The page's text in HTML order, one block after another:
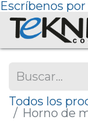
Escríbenos
Todos los
Horno de